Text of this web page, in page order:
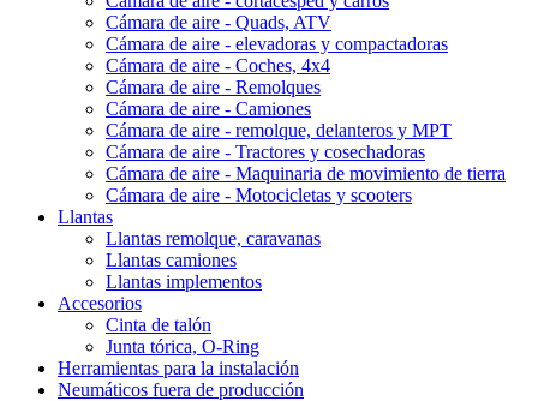
Cámara de aire - Quads, ATV
Cámara de aire - elevadoras y compactadoras
Cámara de aire - Coches, 4x4
Cámara de aire - Remolques
Cámara de aire - Camiones
Cámara de aire - remolque, delanteros y MPT
Cámara de aire - Tractores y cosechadoras
Cámara de aire - Maquinaria de movimiento de tierra
Cámara de aire - Motocicletas y scooters
Llantas
Llantas remolque, caravanas
Llantas camiones
Llantas implementos
Accesorios
Cinta de talón
Junta tórica, O-Ring
Herramientas para la instalación
Neumáticos fuera de producción